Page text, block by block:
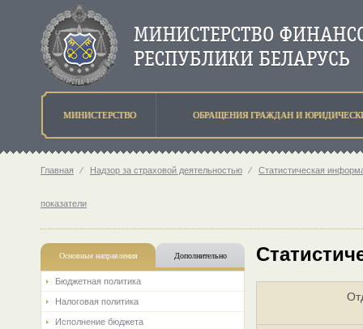
МИНИСТЕРСТВО ОБРАЩЕНИЯ ГРАЖДАН И
Главная ⁄ Надзор за страховой деятельностью ⁄ Статистическая
показатели
Основные направления Дополнительно
Бюджетная политика
Налоговая политика
Исполнение бюджета